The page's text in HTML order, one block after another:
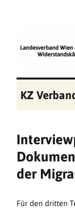
KZ
der
Für den dritten